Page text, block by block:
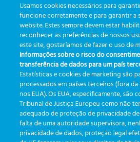
O perigo mora na gaveta: Por
que o papel é o maior
inimigo da sua próxima
auditoria
Do
total:
na
CATEGORIES
Usamos cookies necessários para
funcione corretamente e para garantir a
website. Estes sempre devem estar
reconhecer as preferências de nossos
este site, gostaríamos de fazer o uso de
Informações sobre o risco do
transferência de dados para um país
Estatísticas e cookies de marketing são
processados em países terceiros (fora
nos EUA). Os EUA, especificamente, são
Tribunal de Justiça Europeu como não
adequado de proteção de privacidade
falta de uma autoridade supervisora,
privacidade de dados, proteção legal